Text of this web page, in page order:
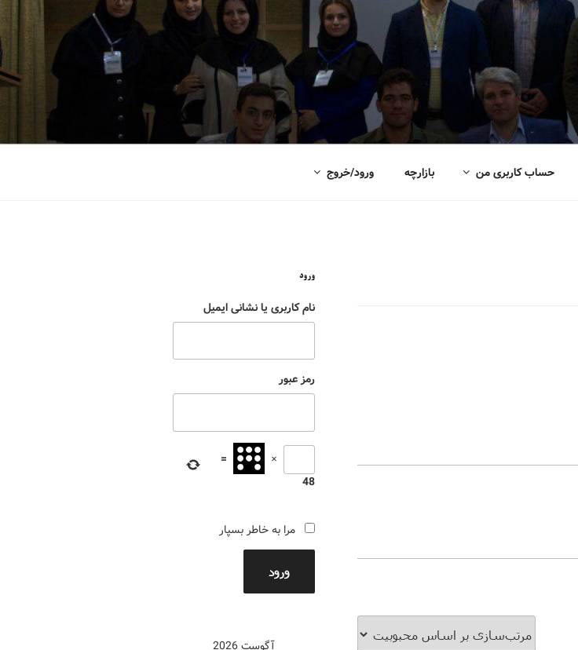
حساب کاربری من بازارچه ورود/خروج
ورود
نام کاربری یا نشانی ایمیل
رمز عبور
×
=
48
مرا به خاطر بسپار
ورود
آگوست 2026